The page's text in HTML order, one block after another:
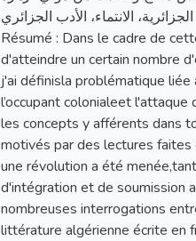
الانتماء، الأدب الجزائري.
Résumé : Dans le cadre de
d'atteindre un certain nombre
j'ai définisla problématique
l’occupant colonialeet
les concepts y afférents dans
motivés par des lectures faites
une révolution a été
d'intégration et de soumission
nombreuses interrogations
littérature algérienne écrite en